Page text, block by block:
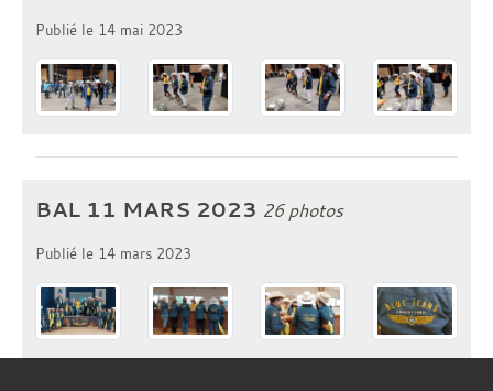
Publié le 14 mai 2023
BAL 11 MARS 2023 26 photos
Publié le 14 mars 2023